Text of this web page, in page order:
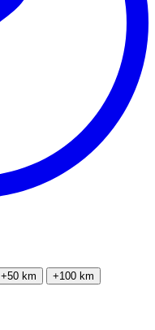
+50 km +100 km